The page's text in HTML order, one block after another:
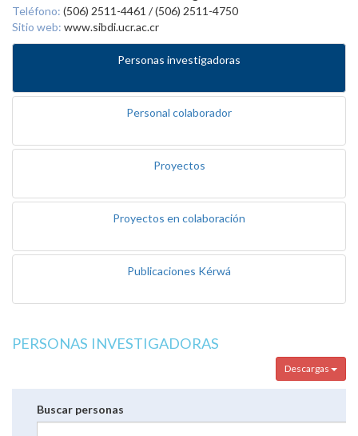
Teléfono: (506) 2511-4461 / (506) 2511-4750
Sitio web: www.sibdi.ucr.ac.cr
Personas investigadoras
Personal colaborador
Proyectos
Proyectos en colaboración
Publicaciones Kérwá
PERSONAS INVESTIGADORAS
Descargas
Buscar personas